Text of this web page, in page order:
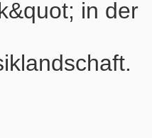
in der